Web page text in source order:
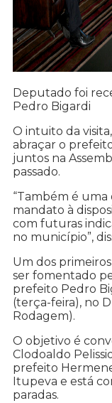
Deputado foi
Pedro Bigardi
O intuito da
abraçar o
juntos na
passado.
“Também é
mandato à
com futuras
no município”,
Um dos
ser fomentado
prefeito Pedro
(terça-feira), no
Rodagem).
O objetivo é
Clodoaldo
prefeito
Itupeva e está
paradas.